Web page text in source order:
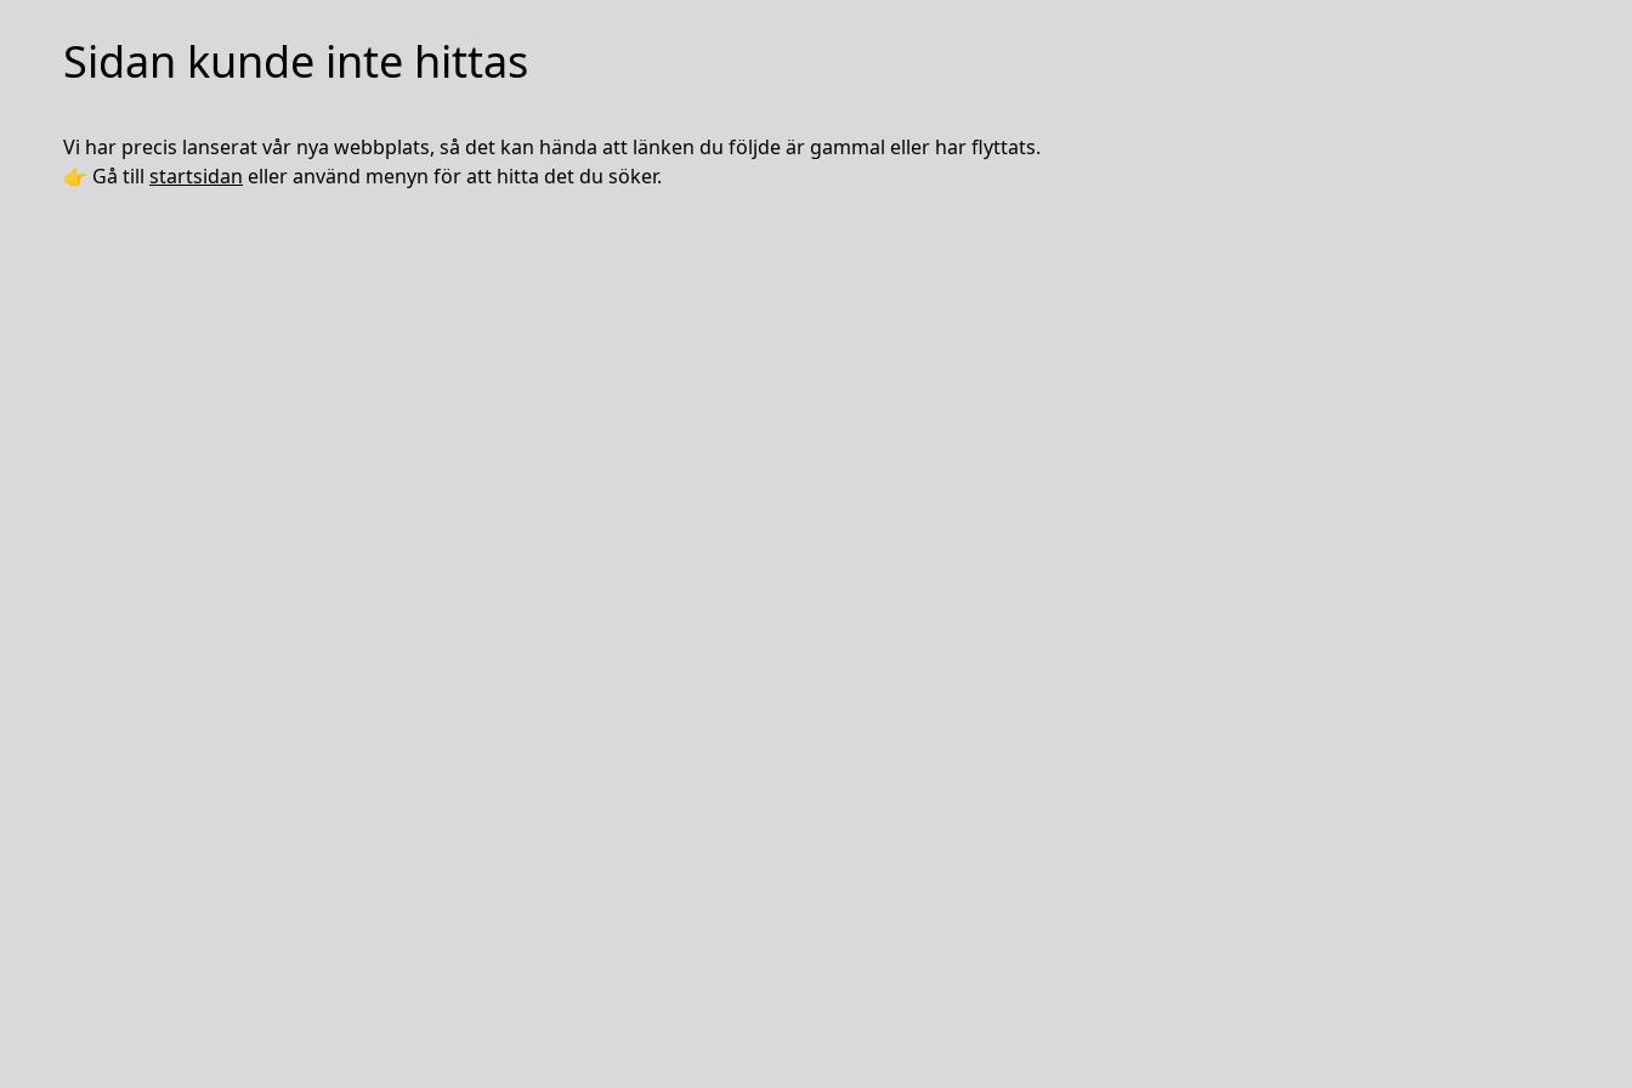
Sidan kunde inte hittas
Vi har precis lanserat vår nya webbplats, så det kan hända att länken du följde är gammal eller har flyttats.
👉 Gå till startsidan eller använd menyn för att hitta det du söker.